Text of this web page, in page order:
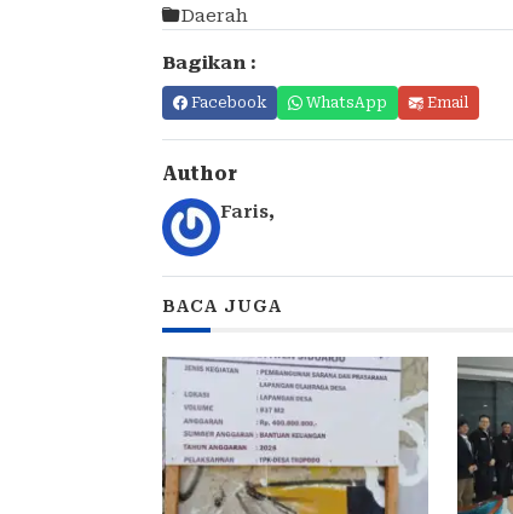
Daerah
Bagikan :
Facebook WhatsApp Email
Author
Faris,
BACA JUGA